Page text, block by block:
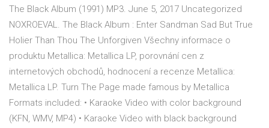
The Black Album (1991) MP3. June 5, 2017 Uncategorized
NOXROEVAL. The Black Album : Enter Sandman Sad But True
Holier Than Thou The Unforgiven Všechny informace o
produktu Metallica: Metallica LP, porovnání cen z
internetových obchodů, hodnocení a recenze Metallica:
Metallica LP. Turn The Page made famous by Metallica
Formats included: • Karaoke Video with color background
(KFN, WMV, MP4) • Karaoke Video with black background